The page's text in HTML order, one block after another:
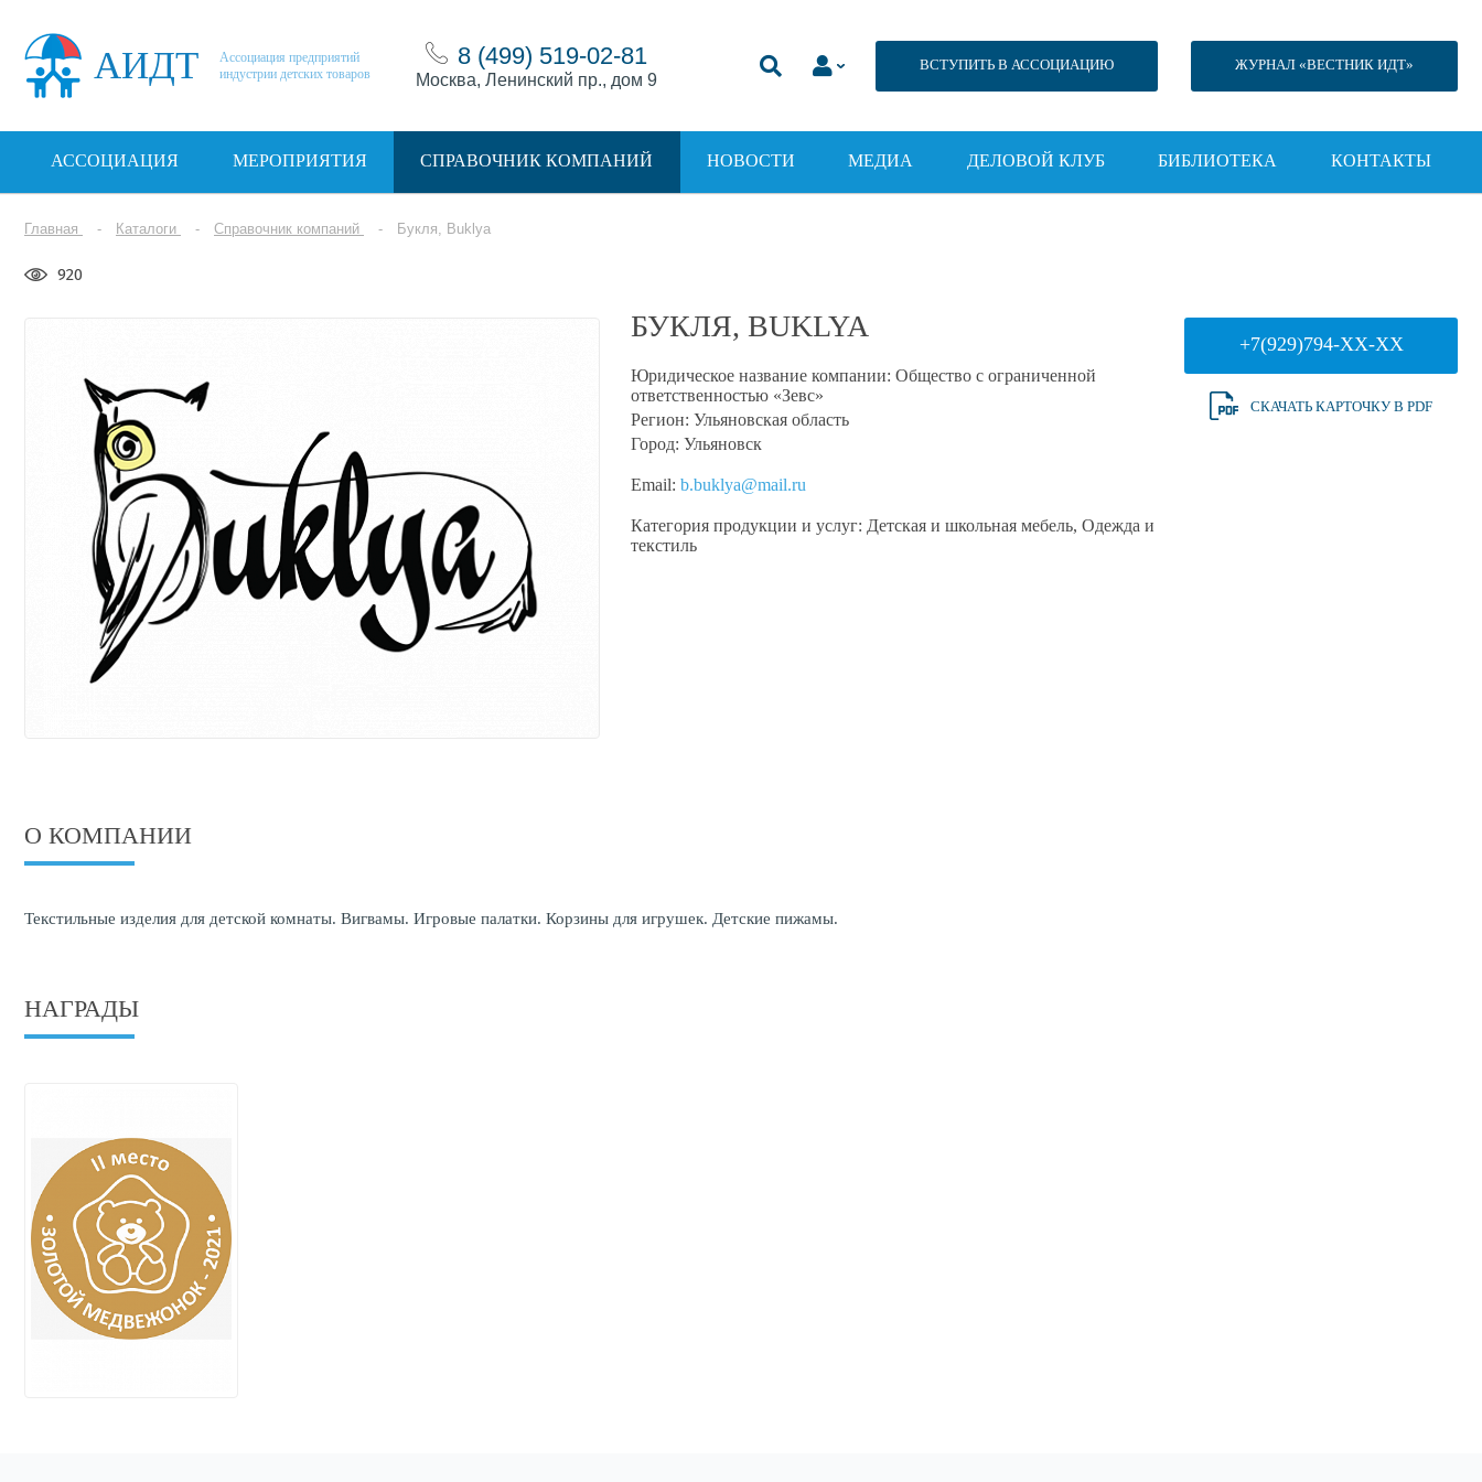
АИДТ
Ассоциация предприятий
индустрии детских товаров
8 (499) 519-02-81
Москва, Ленинский пр., дом 9
ВСТУПИТЬ В АССОЦИАЦИЮ ЖУРНАЛ «ВЕСТНИК ИДТ»
АССОЦИАЦИЯ МЕРОПРИЯТИЯ СПРАВОЧНИК КОМПАНИЙ НОВОСТИ МЕДИА ДЕЛОВОЙ КЛУБ БИБЛИОТЕКА КОНТАКТЫ
Главная Каталоги Справочник компаний Букля, Buklya
920
БУКЛЯ, BUKLYA
Юридическое название компании: Общество с ограниченной
ответственностью «Зевс»
Регион: Ульяновская область
Город: Ульяновск
Email: b.buklya@mail.ru
Категория продукции и услуг: Детская и школьная мебель, Одежда и
текстиль
+7(929)794-XX-XX
СКАЧАТЬ КАРТОЧКУ В PDF
О КОМПАНИИ
Текстильные изделия для детской комнаты. Вигвамы. Игровые палатки. Корзины для игрушек. Детские пижамы.
НАГРАДЫ